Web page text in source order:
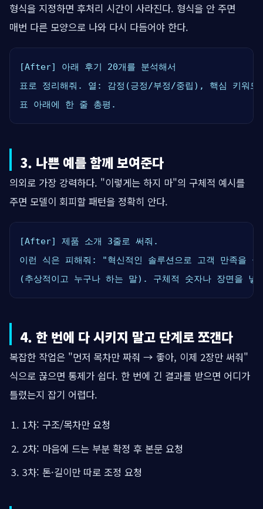
형식을 지정하면 후처리 시간이 사라진다. 형식을 안 주면
매번 다른 모양으로 나와 다시 다듬어야 한다.
[After] 아래 후기 20개를 분석해서
표로 정리해줘. 열: 감정(긍정/부정/중립), 핵심 키워
표 아래에 한 줄 총평.
3. 나쁜 예를 함께 보여준다
의외로 가장 강력하다. "이렇게는 하지 마"의 구체적 예시를
주면 모델이 회피할 패턴을 정확히 안다.
[After] 제품 소개 3줄로 써줘.
이런 식은 피해줘: "혁신적인 솔루션으로 고객 만족을 극
(추상적이고 누구나 하는 말). 구체적 숫자나 장면을 넣
4. 한 번에 다 시키지 말고 단계로 쪼갠다
복잡한 작업은 "먼저 목차만 짜줘 → 좋아, 이제 2장만 써줘"
식으로 끊으면 통제가 쉽다. 한 번에 긴 결과를 받으면 어디가
틀렸는지 잡기 어렵다.
1차: 구조/목차만 요청
2차: 마음에 드는 부분 확정 후 본문 요청
3차: 톤·길이만 따로 조정 요청